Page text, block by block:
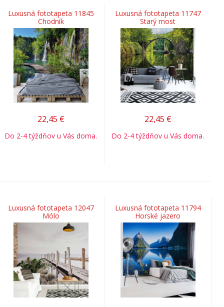
Luxusná fototapeta 11845
Chodník
22,45 €
Do 2-4 týždňov u Vás doma.
Luxusná fototapeta 11747
Starý most
22,45 €
Do 2-4 týždňov u Vás doma.
Luxusná fototapeta 12047
Mólo
Luxusná fototapeta 11794
Horské jazero